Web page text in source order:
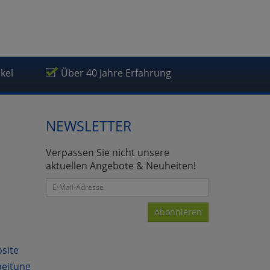
Über 40 Jahre Erfahrung
NEWSLETTER
Verpassen Sie nicht unsere
aktuellen Angebote & Neuheiten!
Abonnieren